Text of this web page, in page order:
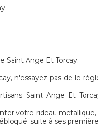
Saint Ange Et Torcay.
n'essayez pas de le
Saint Ange Et
votre rideau
suite à ses